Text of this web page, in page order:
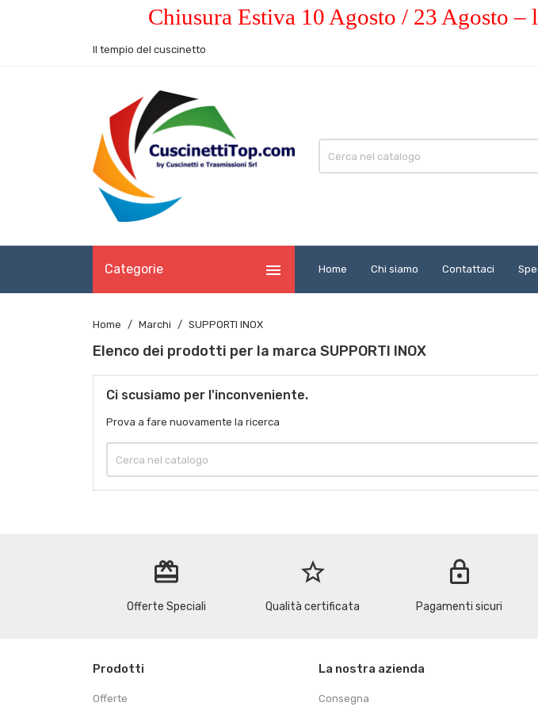
Chiusura Estiva 10 Agosto / 23 Agosto
Il tempio del cuscinetto
Categorie  Home Chi siamo Contattaci
Home Marchi SUPPORTI INOX
Elenco dei prodotti per la marca SUPPORTI INOX
Ci scusiamo per l'inconveniente.
Prova a fare nuovamente la ricerca
redeem
Offerte Speciali
star_border
Qualità certificata
lock
Pagamenti sicuri
Prodotti
Offerte
La nostra azienda
Consegna